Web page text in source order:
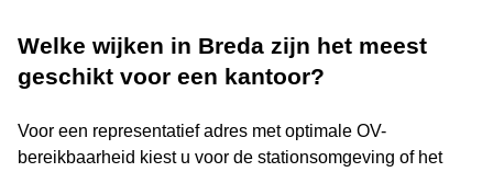
Welke wijken in Breda zijn het meest
geschikt voor een kantoor?
Voor een representatief adres met optimale OV-
bereikbaarheid kiest u voor de stationsomgeving of het